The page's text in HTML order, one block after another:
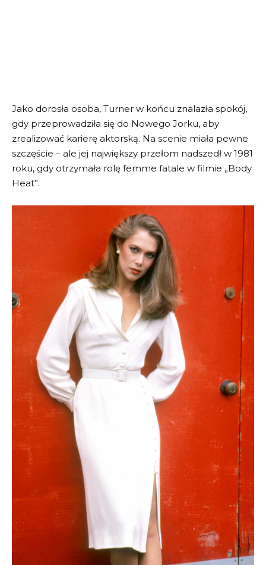
Jako dorosła osoba, Turner w końcu znalazła spokój,
gdy przeprowadziła się do Nowego Jorku, aby
zrealizować karierę aktorską. Na scenie miała pewne
szczęście – ale jej największy przełom nadszedł w 1981
roku, gdy otrzymała rolę femme fatale w filmie „Body
Heat”.